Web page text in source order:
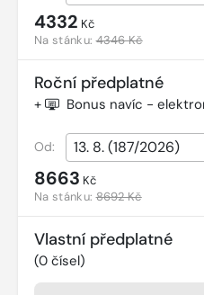
4332 Kč
Na stánku:4346 Kč
Roční předplatné
+ Bonus navíc -
Od:
8663 Kč
Na stánku:8692 Kč
Vlastní předplatné
(0 čísel)